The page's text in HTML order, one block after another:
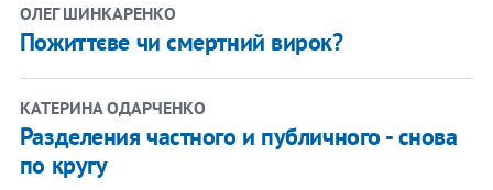
ОЛЕГ ШИНКАРЕНКО
Пожиттєве чи смертний вирок?
КАТЕРИНА ОДАРЧЕНКО
​Разделения частного и публичного - снова
по кругу